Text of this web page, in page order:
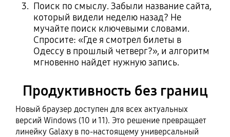
Поиск по смыслу. Забыли название сайта,
который видели неделю назад? Не
мучайте поиск ключевыми словами.
Спросите: «Где я смотрел билеты в
Одессу в прошлый четверг?», и алгоритм
мгновенно найдет нужную запись.
Продуктивность без границ
Новый браузер доступен для всех актуальных
версий Windows (10 и 11). Это решение превращает
линейку Galaxy в по-настоящему универсальный